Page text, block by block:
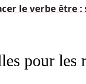
le verbe être :
pour les